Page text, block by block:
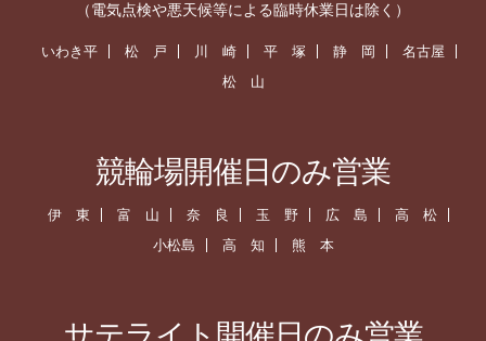
（電気点検や悪天候等による臨時休業日は除く）
いわき平 松 戸 川 崎 平 塚 静 岡
名古屋
松 山
競輪場開催日のみ営業
伊 東 富 山 奈 良 玉 野 広 島
高 松
小松島
高 知 熊 本